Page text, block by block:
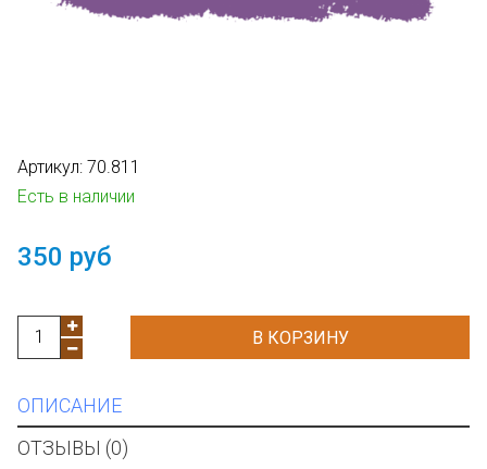
Артикул: 70.811
Есть в наличии
350 руб
В КОРЗИНУ
ОПИСАНИЕ
ОТЗЫВЫ (0)